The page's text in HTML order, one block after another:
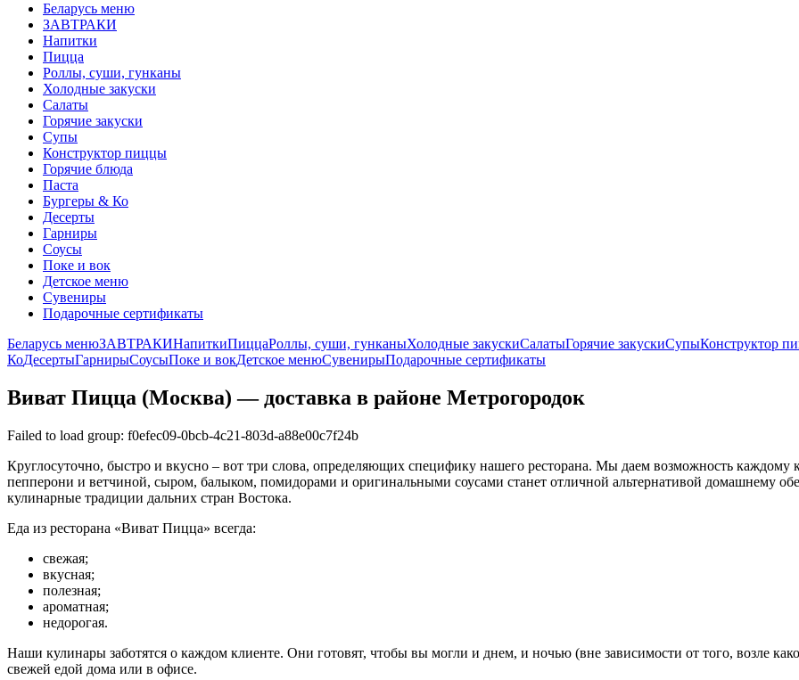
Беларусь меню
ЗАВТРАКИ
Напитки
Пицца
Роллы, суши, гунканы
Холодные закуски
Салаты
Горячие закуски
Супы
Конструктор пиццы
Горячие блюда
Паста
Бургеры & Ко
Десерты
Гарниры
Соусы
Поке и вок
Детское меню
Сувениры
Подарочные сертификаты
Беларусь менюЗАВТРАКИНапиткиПиццаРоллы, суши, гунканыХолодные закускиСалатыГорячие закускиСупыКонструктор
КоДесертыГарнирыСоусыПоке и вокДетское менюСувенирыПодарочные сертификаты
Виват Пицца (Москва) — доставка в районе Метрогородок
Failed to load group: f0efec09-0bcb-4c21-803d-a88e00c7f24b
Круглосуточно, быстро и вкусно – вот три слова, определяющих специфику нашего ресторана. Мы даем возможность каждому
пепперони и ветчиной, сыром, балыком, помидорами и оригинальными соусами станет отличной альтернативой домашнему
кулинарные традиции дальних стран Востока.
Еда из ресторана «Виват Пицца» всегда:
свежая;
вкусная;
полезная;
ароматная;
недорогая.
Наши кулинары заботятся о каждом клиенте. Они готовят, чтобы вы могли и днем, и ночью (вне зависимости от того, возле
свежей едой дома или в офисе.